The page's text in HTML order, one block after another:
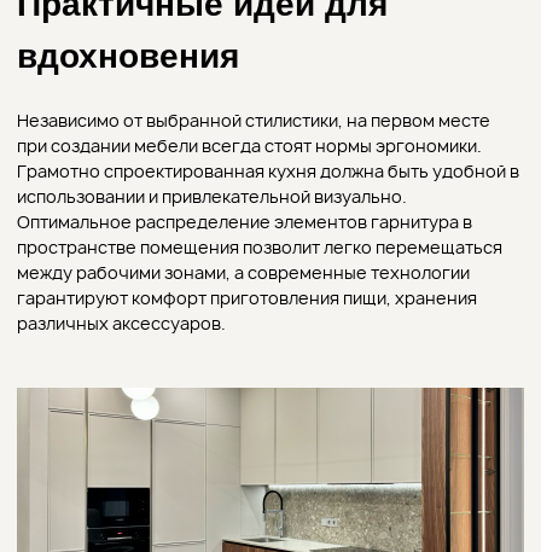
Как выбрать дизайнерский
проект кухни
использование «острова» как центра композиции,
объединяющего рабочую и обеденную зону;
шкафы для встроенной техники, которые гармонично
вписываются в интерьер и экономят свободную
скрытые системы хранения, позволяющие
поддерживать порядок и освободить рабочие
поверхности;
сочетание разных фактур – дерево с камнем, матовые
поверхности со стеклом;
многоуровневые полки или шкафчики – добавляют
глубину и объем пространству.
общения и отдыха. Ключевой момент в дизайне – баланс
между функциональностью и эстетикой.